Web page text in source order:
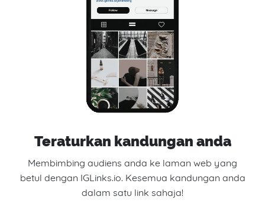
Teraturkan kandungan anda
Membimbing audiens anda ke laman web yang
betul dengan IGLinks.io. Kesemua kandungan anda
dalam satu link sahaja!